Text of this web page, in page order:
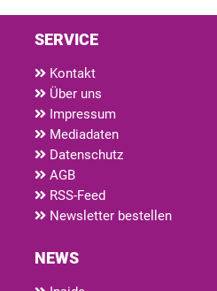
SERVICE
Kontakt
Über uns
Impressum
Mediadaten
Datenschutz
AGB
RSS-Feed
Newsletter bestellen
NEWS